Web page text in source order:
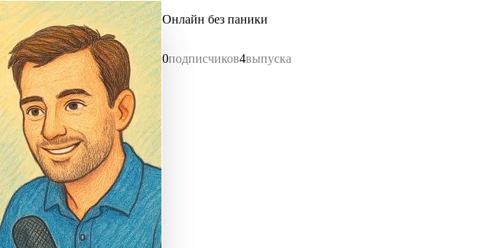
Онлайн без паники
0подписчиков4выпуска